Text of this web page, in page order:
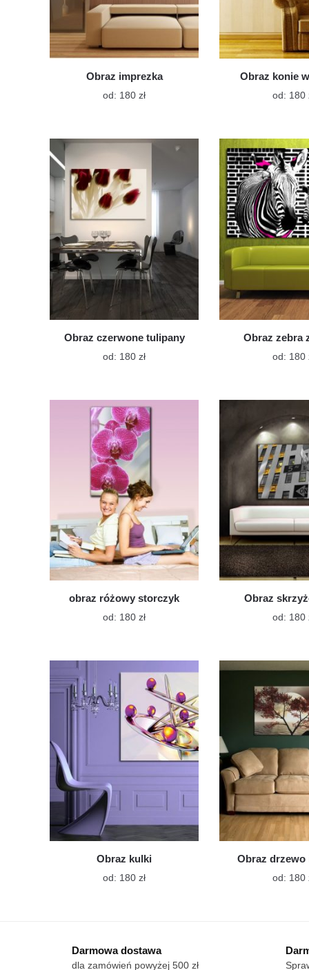
Obraz imprezka
od: 180 złTen
wiele
Opcje
można
na
stronie
produktu
Obraz konie
od: 180
Obraz czerwone tulipany
od: 180 złTen
wiele
wariantów.
Opcje
można
wybrać
stronie
produktu
Obraz zebra
od: 180
obraz różowy storczyk
od: 180 złTen
wiele
wariantów.
Opcje
można
wybrać
na
stronie
Obraz
od: 180
Obraz kulki
od: 180 złTen
Opcje
Obraz drzewo
od: 180
Darmowa dostawa
dla zamówień powyżej 500 zł